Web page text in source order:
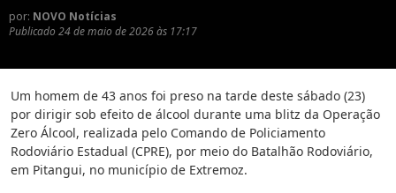
por: NOVO Notícias
Publicado 24 de maio de 2026 às 17:17
Um homem de 43 anos foi preso na tarde deste sábado (23)
por dirigir sob efeito de álcool durante uma blitz da Operação
Zero Álcool, realizada pelo Comando de Policiamento
Rodoviário Estadual (CPRE), por meio do Batalhão Rodoviário,
em Pitangui, no município de Extremoz.